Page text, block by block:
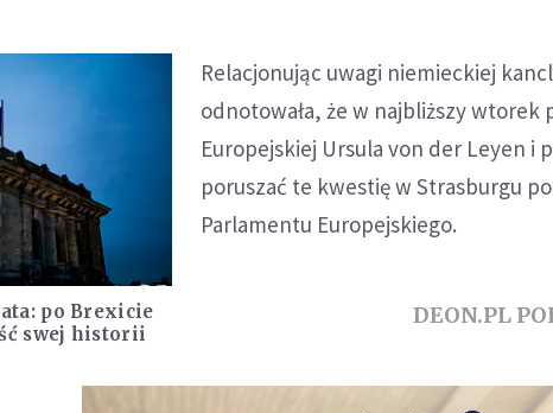
po Brexicie
swej historii
Relacjonując uwagi niemieckiej
odnotowała, że w najbliższy wtorek
Europejskiej Ursula von der Leyen i
poruszać te kwestię w Strasburgu
Parlamentu Europejskiego.
DEON.PL